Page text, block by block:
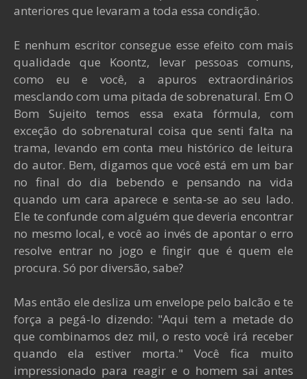
anteriores que levaram a toda essa condição.
E nenhum escritor consegue esse efeito com mais
qualidade que Koontz, levar pessoas comuns,
como eu e você, a apuros extraordinários
mesclando com uma pitada de sobrenatural. Em O
Bom Sujeito temos essa exata fórmula, com
exceção do sobrenatural coisa que senti falta na
trama, levando em conta meu histórico de leitura
do autor. Bem, digamos que você está em um bar
no final do dia bebendo e pensando na vida
quando um cara aparece e senta-se ao seu lado.
Ele te confunde com alguém que deveria encontrar
no mesmo local, e você ao invés de apontar o erro
resolve entrar no jogo e fingir que é quem ele
procura. Só por diversão, sabe?
Mas então ele desliza um envelope pelo balcão e te
força a pegá-lo dizendo: "Aqui tem a metade do
que combinamos dez mil, o resto você irá receber
quando ela estiver morta." Você fica muito
impressionado para reagir e o homem sai antes